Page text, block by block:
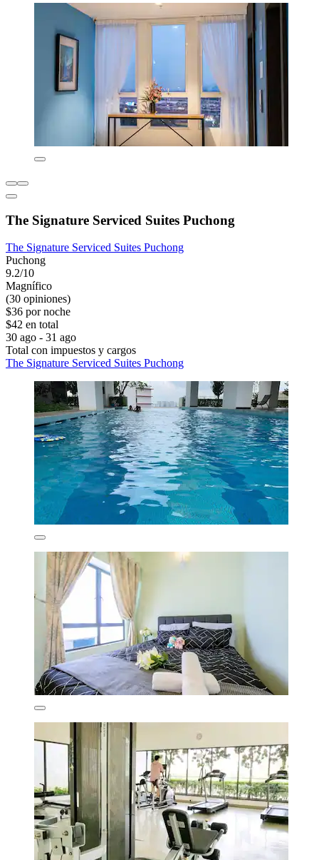
The Signature Serviced Suites Puchong
The Signature Serviced Suites Puchong
Puchong
9.2/10
Magnífico
(30 opiniones)
$36 por noche
$42 en total
30 ago - 31 ago
Total con impuestos y cargos
The Signature Serviced Suites Puchong